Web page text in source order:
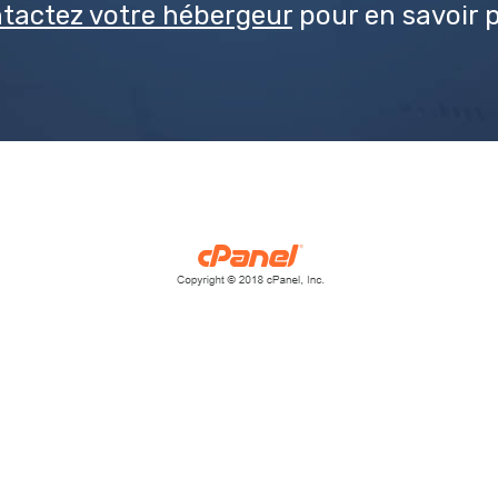
votre hébergeur pour en savoir